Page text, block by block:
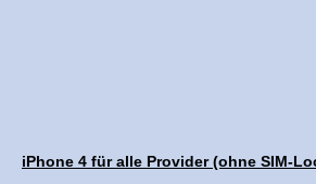
iPhone 4 für alle Provider (ohne SIM-